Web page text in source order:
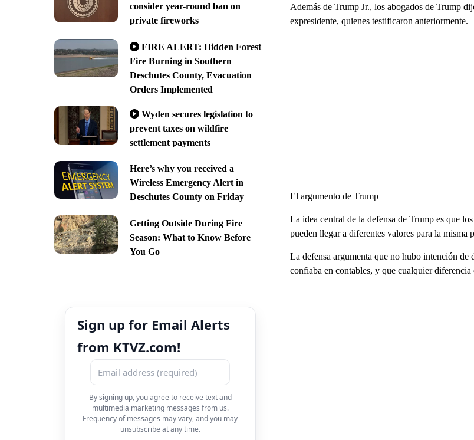
consider year-round ban on
private fireworks
FIRE ALERT: Hidden Forest
Fire Burning in Southern
Deschutes County, Evacuation
Orders Implemented
Wyden secures legislation to
prevent taxes on wildfire
settlement payments
Here’s why you received a
Wireless Emergency Alert in
Deschutes County on Friday
Getting Outside During Fire
Season: What to Know Before
You Go
Sign up for Email Alerts
from KTVZ.com!
By signing up, you agree to receive text and
multimedia marketing messages from us.
Frequency of messages may vary, and you may
unsubscribe at any time.
Además de Trump Jr., los abogados de Trump
expresidente, quienes testificaron anteriormente.
El argumento de Trump
La idea central de la defensa de Trump es que
pueden llegar a diferentes valores para la misma
La defensa argumenta que no hubo intención de
confiaba en contables, y que cualquier